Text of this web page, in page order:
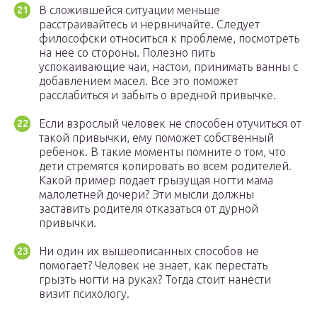
В сложившейся ситуации меньше
расстраивайтесь и нервничайте. Следует
философски относиться к проблеме, посмотреть
на нее со стороны. Полезно пить
успокаивающие чаи, настои, принимать ванны с
добавлением масел. Все это поможет
расслабиться и забыть о вредной привычке.
Если взрослый человек не способен отучиться от
такой привычки, ему поможет собственный
ребенок. В такие моменты помните о том, что
дети стремятся копировать во всем родителей.
Какой пример подает грызущая ногти мама
малолетней дочери? Эти мысли должны
заставить родителя отказаться от дурной
привычки.
Ни один их вышеописанных способов не
помогает? Человек не знает, как перестать
грызть ногти на руках? Тогда стоит нанести
визит психологу.